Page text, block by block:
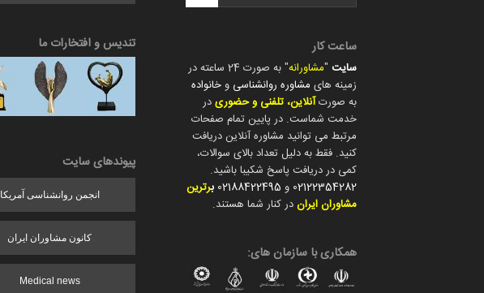
ساعت کار
سایت "مشاورانه
" به صورت 24 ساعته در
زمینه های مشاوره روانشناسی و خانواده
به صورتآنلاین، تلفنی و حضوریدر
خدمت شماست. در پایین تمام صفحات
مرتبط می توانید مشاوره آنلاین دریافت
کنید. فقط به دلیل تعداد بالای سوالات،
کمی در دریافت پاسخ شکیبا باشید.
02122354282 و 02188422495 برترین
مشاوران ایراندر کنار شما هستند.
همکاری با سازمان های:
تندیس و افتخارات ما
پیوندهای سایت
انجمن روانشناسی آمریکا
کانون مشاوران ایران
Medical news